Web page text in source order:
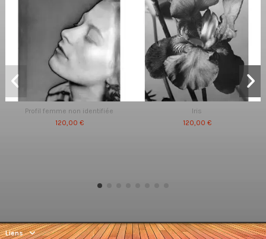
Profil femme non identifiée
120,00 €
Iris
120,00 €
Liens